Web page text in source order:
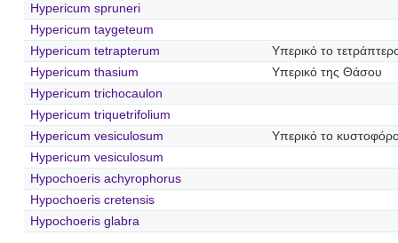
Hypericum spruneri
Hypericum taygeteum
Hypericum tetrapterum
Υπερικό το
Hypericum thasium
Υπερικό της Θάσου
Hypericum trichocaulon
Hypericum triquetrifolium
Hypericum vesiculosum
Υπερικό το
Hypericum vesiculosum
Hypochoeris achyrophorus
Hypochoeris cretensis
Hypochoeris glabra